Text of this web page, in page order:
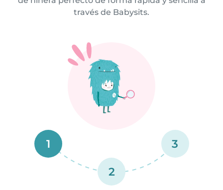
través de Babysits.
1
2
3